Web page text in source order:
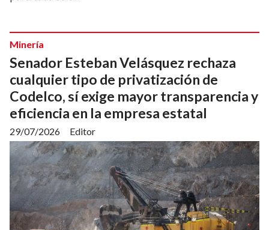
Senador Esteban Velásquez rechaza
cualquier tipo de privatización de
Codelco, sí exige mayor transparencia y
eficiencia en la empresa estatal
Editor
Minería
29/07/2026